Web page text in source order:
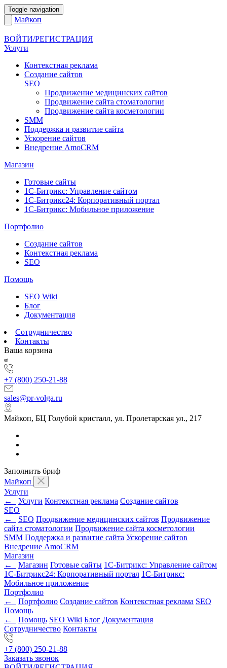
Toggle navigation
Майкоп
ВОЙТИ/РЕГИСТРАЦИЯ
Услуги
Контекстная реклама
Создание сайтов
SEO
Продвижение медицинских сайтов
Продвижение сайта стоматологии
Продвижение сайта косметологии
SMM
Поддержка и развитие сайта
Ускорение сайтов
Внедрение AmoCRM
Магазин
Готовые сайты
1С-Битрикс: Управление сайтом
1С-Битрикс24: Корпоративный портал
1С-Битрикс: Мобильное приложение
Портфолио
Создание сайтов
Контекстная реклама
SEO
Помощь
SEO Wiki
Блог
Документация
Сотрудничество
Контакты
Ваша корзина
+7 (800) 250-21-88
sales@pr-volga.ru
Майкоп, БЦ Голубой кристалл, ул. Пролетарская ул., 217
Заполнить бриф
Майкоп
Услуги
←
Услуги Контекстная реклама Создание сайтов
SEO
←
SEO Продвижение медицинских сайтов Продвижение
сайта стоматологии Продвижение сайта косметологии
SMM Поддержка и развитие сайта Ускорение сайтов
Внедрение AmoCRM
Магазин
←
Магазин Готовые сайты 1С-Битрикс: Управление сайтом
1С-Битрикс24: Корпоративный портал 1С-Битрикс:
Мобильное приложение
Портфолио
←
Портфолио Создание сайтов Контекстная реклама SEO
Помощь
←
Помощь SEO Wiki Блог Документация
Сотрудничество Контакты
+7 (800) 250-21-88
Заказать звонок